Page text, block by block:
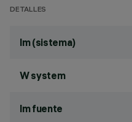
DETALLES
lm (sistema)
W system
lm fuente